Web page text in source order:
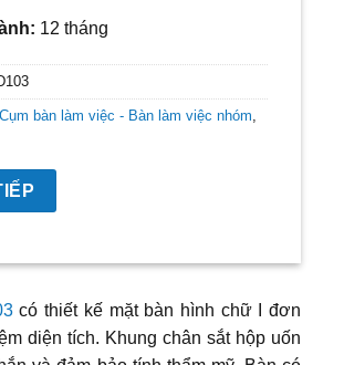
12 tháng
Cụm bàn làm việc - Bàn làm việc nhóm,
có thiết kế mặt bàn hình chữ I đơn
diện tích. Khung chân sắt hộp uốn